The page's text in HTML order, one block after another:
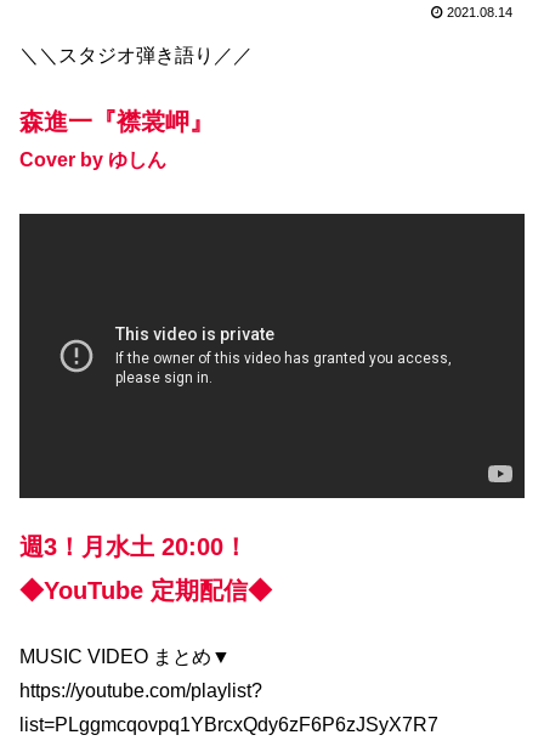
2021.08.14
＼＼スタジオ弾き語り／／
森進一『襟裳岬』
Cover by ゆしん
週3！月水土 20:00！
◆YouTube 定期配信◆
MUSIC VIDEO まとめ▼
https://youtube.com/playlist?
list=PLggmcqovpq1YBrcxQdy6zF6P6zJSyX7R7